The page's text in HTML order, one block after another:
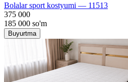
Bolalar sport kostyumi — 11513
375 000
185 000 so'm
Buyurtma